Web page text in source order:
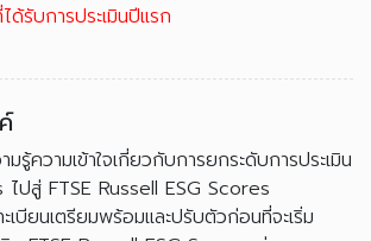
ด้รับการประเมินปีแรก
มรู้ความเข้าใจเกี่ยวกับการยกระดับการประเมิน
ไปสู่ FTSE Russell ESG Scores
เบียนเตรียมพร้อมและปรับตัวก่อนที่จะเริ่ม